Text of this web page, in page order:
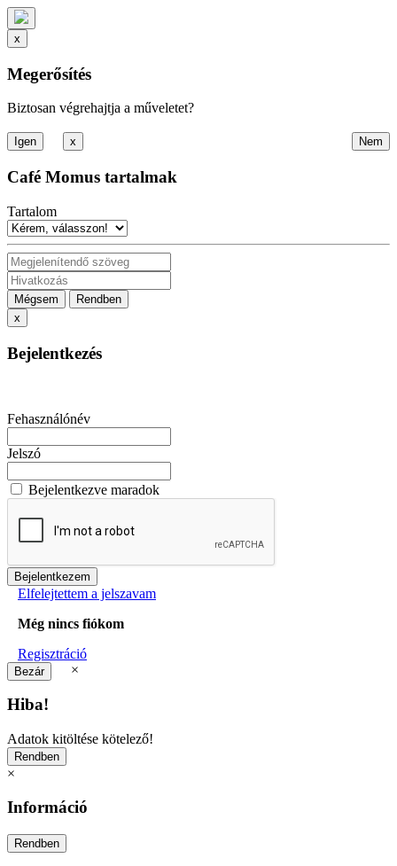
x
Megerősítés
Biztosan végrehajtja a műveletet?
x
Café Momus tartalmak
Tartalom
Mégsem
Rendben
x
Bejelentkezés
Fehasználónév
Jelszó
Bejelentkezve maradok
Elfelejtettem a jelszavam
Még nincs fiókom
Regisztráció
×
Hiba!
Adatok kitöltése kötelező!
×
Információ